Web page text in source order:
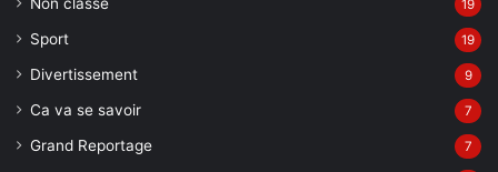
19
Sport 19
Divertissement 9
Ca va se savoir 7
Grand Reportage 7